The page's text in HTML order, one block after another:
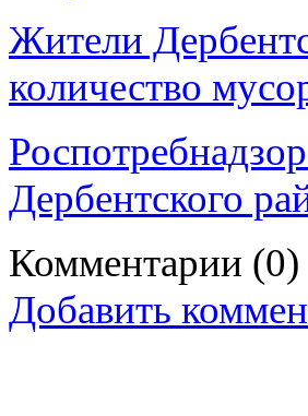
Жители
количество
Дербентского
Комментарии (0)
Добавить